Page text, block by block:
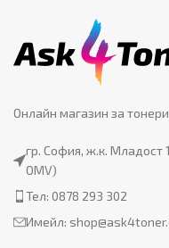
Онлайн магазин за
гр. София, ж.к. Младост
OMV)
Тел: 0878 293 302
Имейл: